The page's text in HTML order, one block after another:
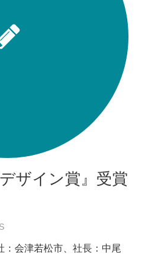
ザイン賞』受賞
：会津若松市、社長：中尾